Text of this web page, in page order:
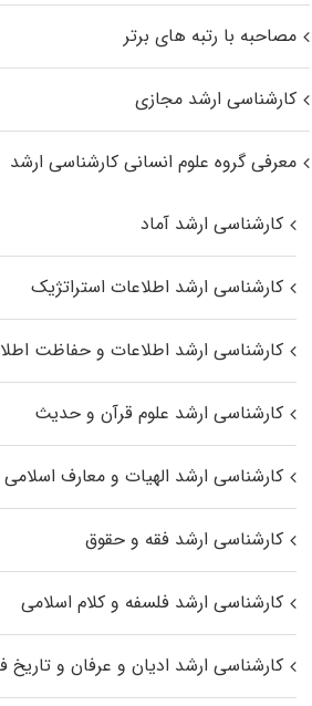
مصاحبه با رتبه های برتر
کارشناسی ارشد مجازی
معرفی گروه علوم انسانی کارشناسی ارشد
کارشناسی ارشد آماد
کارشناسی ارشد اطلاعات استراتژیک
کارشناسی ارشد اطلاعات و حفاظت
کارشناسی ارشد علوم قرآن و حدیث
کارشناسی ارشد الهیات و معارف
کارشناسی ارشد فقه و حقوق
کارشناسی ارشد فلسفه و کلام اسلامی
کارشناسی ارشد ادیان و عرفان و